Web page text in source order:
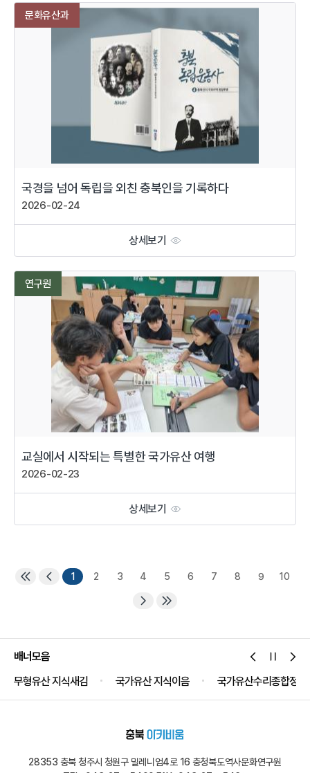
문화유산과
국경을 넘어 독립을 외친 충북인을 기록하다
2026-02-24
상세보기
연구원
교실에서 시작되는 특별한 국가유산 여행
2026-02-23
상세보기
1 2 3 4 5 6 7 8 9 10
배너모음
무형유산 지식새김
국가유산 지식이음 국가유산수리종합정보
28353 충북 청주시 청원구 밀레니엄4로 16 충청북도역사문화연구원